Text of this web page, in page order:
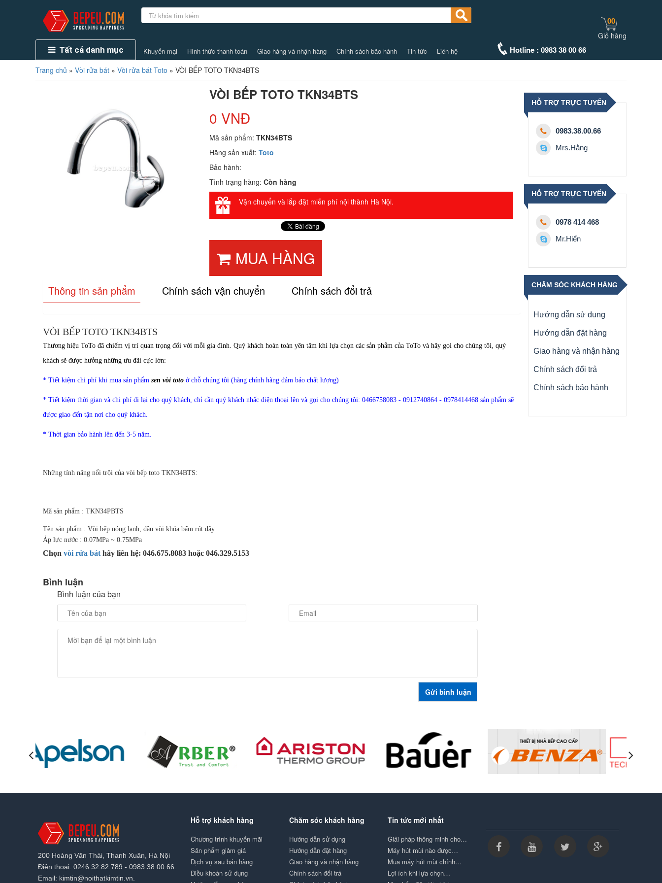
Tất cả danh mục Khuyến mại Hình thức thanh toán Giao hàng và nhận hàng Chính sách bảo hành Tin tức Liên hệ Hotline : 0983 38 00 66
00
Giỏ hàng
Trang chủ » Vòi rửa bát » Vòi rửa bát Toto » VÒI BẾP TOTO TKN34BTS
VÒI BẾP TOTO TKN34BTS
0 VNĐ
Mã sản phẩm:TKN34BTS
Hãng sản xuất:Toto
Bảo hành:
Tình trạng hàng:Còn hàng
Vận chuyển và lắp đặt miễn phí nội thành Hà Nội.
MUA HÀNG
Thông tin sản phẩm Chính sách vận chuyển Chính sách đổi trả
VÒI BẾP TOTO TKN34BTS
Thương hiệu ToTo đã chiếm vị trí quan trọng đối với mỗi gia đình. Quý khách hoàn toàn yên tâm khi lựa chọn các sản phẩm của ToTo và hãy gọi cho chúng tôi, quý
khách sẽ được hưởng những ưu đãi cực lớn:
* Tiết kiệm chi phí khi mua sản phẩm sen vòi toto ở chỗ chúng tôi (hàng chính hãng đảm bảo chất lượng)
* Tiết kiệm thời gian và chi phí đi lại cho quý khách, chỉ cần quý khách nhấc điện thoại lên và gọi cho chúng tôi: 0466758083 - 0912740864 - 0978414468 sản phẩm sẽ
được giao đến tận nơi cho quý khách.
* Thời gian bảo hành lên đến 3-5 năm.
Những tính năng nổi trội của vòi bếp toto TKN34BTS:
Mã sản phẩm : TKN34PBTS
Tên sản phẩm : Vòi bếp nóng lạnh, đầu vòi khóa bấm rút dây
Áp lực nước : 0.07MPa ~ 0.75MPa
Chọn vòi rửa bát hãy liên hệ: 046.675.8083 hoặc 046.329.5153
Bình luận
Bình luận của bạn
HỖ TRỢ TRỰC TUYẾN
0983.38.00.66
Mrs.Hằng
HỖ TRỢ TRỰC TUYẾN
0978 414 468
Mr.Hiển
CHĂM SÓC KHÁCH HÀNG
Hướng dẫn sử dụng
Hướng dẫn đặt hàng
Giao hàng và nhận hàng
Chính sách đổi trả
Chính sách bảo hành
200 Hoàng Văn Thái, Thanh Xuân, Hà Nội
Điện thoại: 0246.32.82.789 - 0983.38.00.66.
Email: kimtin@noithatkimtin.vn.
Hỗ trợ khách hàng
Chương trình khuyến mãi
Sản phẩm giảm giá
Dịch vụ sau bán hàng
Điều khoản sử dụng
Chăm sóc khách hàng
Hướng dẫn sử dụng
Hướng dẫn đặt hàng
Giao hàng và nhận hàng
Chính sách đổi trả
Tin tức mới nhất
Giải pháp thông minh cho…
Máy hút mùi nào được…
Mua máy hút mùi chính…
Lợi ích khi lựa chọn…